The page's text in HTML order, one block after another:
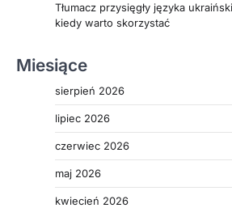
Tłumacz przysięgły języka
kiedy warto skorzystać
Miesiące
sierpień 2026
lipiec 2026
czerwiec 2026
maj 2026
kwiecień 2026